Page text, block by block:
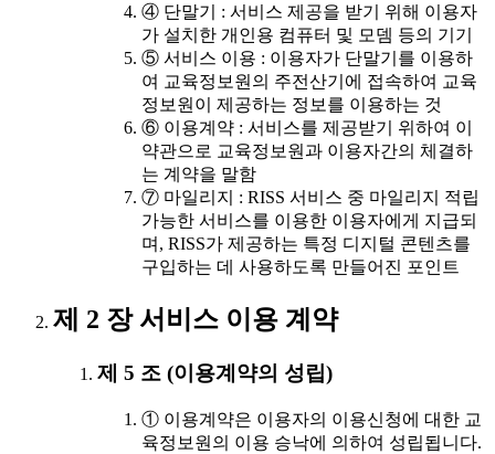
④ 단말기 : 서비스 제공을 받기 위해 이용자
가 설치한 개인용 컴퓨터 및 모뎀 등의 기기
⑤ 서비스 이용 : 이용자가 단말기를 이용하
여 교육정보원의 주전산기에 접속하여 교육
정보원이 제공하는 정보를 이용하는 것
⑥ 이용계약 : 서비스를 제공받기 위하여 이
약관으로 교육정보원과 이용자간의 체결하
는 계약을 말함
⑦ 마일리지 : RISS 서비스 중 마일리지 적립
가능한 서비스를 이용한 이용자에게 지급되
며, RISS가 제공하는 특정 디지털 콘텐츠를
구입하는 데 사용하도록 만들어진 포인트
제 2 장 서비스 이용 계약
제 5 조 (이용계약의 성립)
① 이용계약은 이용자의 이용신청에 대한 교
육정보원의 이용 승낙에 의하여 성립됩니다.